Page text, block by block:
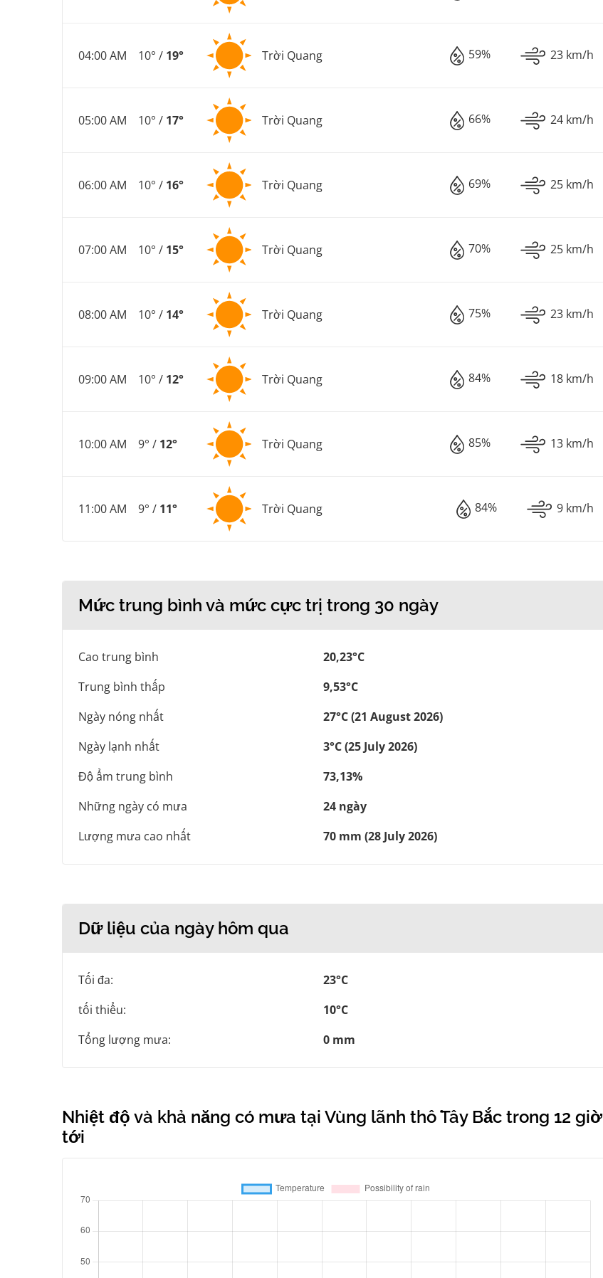
04:00 AM 10° / 19° Trời Quang 59% 23 km/h
05:00 AM 10° / 17° Trời Quang 66% 24 km/h
06:00 AM 10° / 16° Trời Quang 69% 25 km/h
07:00 AM 10° / 15° Trời Quang 70% 25 km/h
08:00 AM 10° / 14° Trời Quang 75% 23 km/h
09:00 AM 10° / 12° Trời Quang 84% 18 km/h
10:00 AM 9° / 12° Trời Quang 85% 13 km/h
11:00 AM 9° / 11° Trời Quang 84% 9 km/h
Mức trung bình và mức cực trị trong 30 ngày
Cao trung bình
20,23°C
Trung bình thấp
9,53°C
Ngày nóng nhất
27°C (21 August 2026)
Ngày lạnh nhất
3°C (25 July 2026)
Độ ẩm trung bình
73,13%
Những ngày có mưa
24 ngày
Lượng mưa cao nhất
70 mm (28 July 2026)
Dữ liệu của ngày hôm qua
Tối đa:
23°C
tối thiểu:
10°C
Tổng lượng mưa:
0 mm
Nhiệt độ và khả năng có mưa tại Vùng lãnh thổ Tây Bắc trong 12 giờ
tới